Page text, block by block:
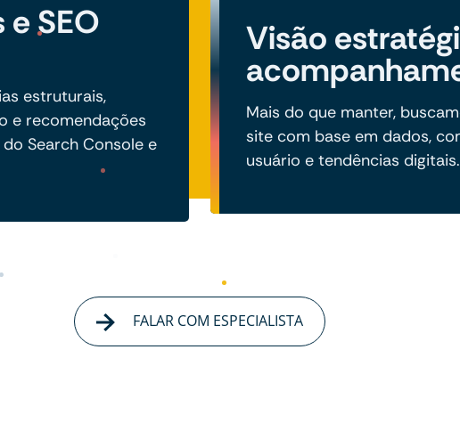
SEO
estruturais,
e recomendações
Search Console e
Visão
Mais do que manter,
site com base em dados,
usuário e tendências digitais.
FALAR COM ESPECIALISTA